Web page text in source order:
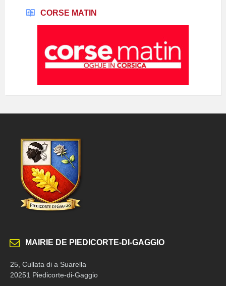
CORSE MATIN
MAIRIE DE PIEDICORTE-DI-GAGGIO
25, Cullata di a Suarella
20251 Piedicorte-di-Gaggio